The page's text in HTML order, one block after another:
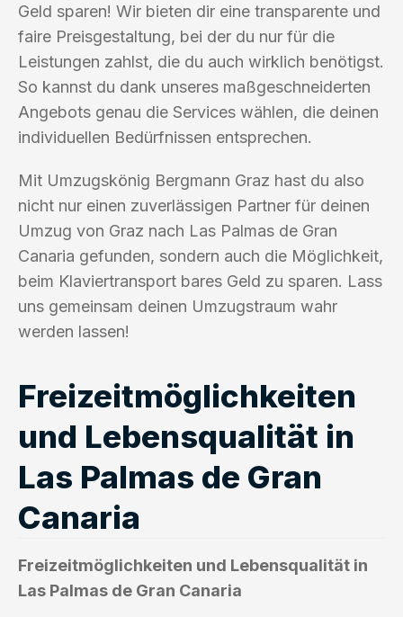
Geld sparen! Wir bieten dir eine transparente und
faire Preisgestaltung, bei der du nur für die
Leistungen zahlst, die du auch wirklich benötigst.
So kannst du dank unseres maßgeschneiderten
Angebots genau die Services wählen, die deinen
individuellen Bedürfnissen entsprechen.
Mit Umzugskönig Bergmann Graz hast du also
nicht nur einen zuverlässigen Partner für deinen
Umzug von Graz nach Las Palmas de Gran
Canaria gefunden, sondern auch die Möglichkeit,
beim Klaviertransport bares Geld zu sparen. Lass
uns gemeinsam deinen Umzugstraum wahr
werden lassen!
Freizeitmöglichkeiten
und Lebensqualität in
Las Palmas de Gran
Canaria
Freizeitmöglichkeiten und Lebensqualität in
Las Palmas de Gran Canaria